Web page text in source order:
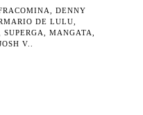
DENNY
DE LULU,
MANGATA,
V..